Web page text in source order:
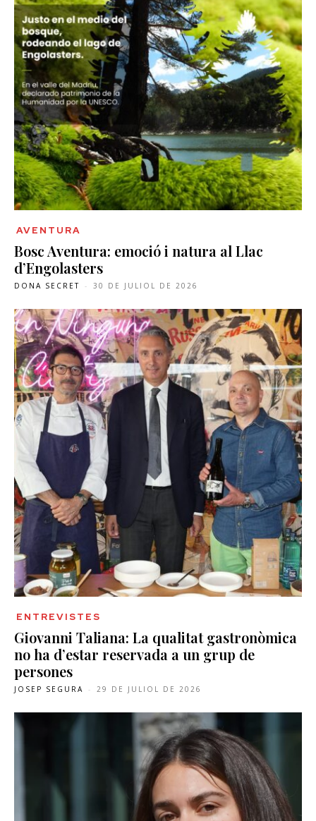
AVENTURA
Bosc Aventura: emoció i natura al Llac
d’Engolasters
DONA SECRET - 30 DE JULIOL DE 2026
ENTREVISTES
Giovanni Taliana: La qualitat gastronòmica
no ha d’estar reservada a un grup de
persones
JOSEP SEGURA - 29 DE JULIOL DE 2026